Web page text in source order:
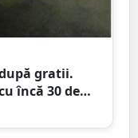
gratii.
încă 30 de
Satu